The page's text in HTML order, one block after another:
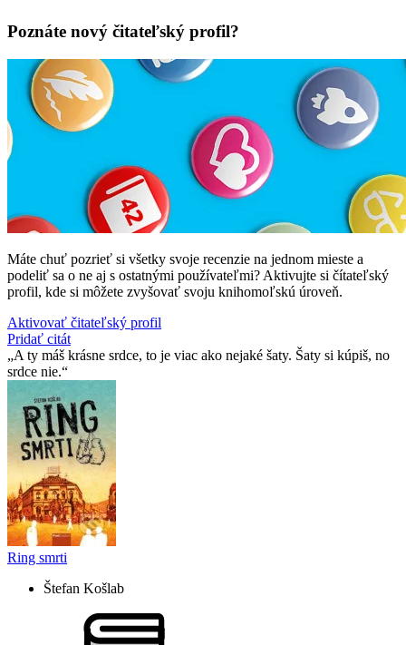
Poznáte nový čitateľský profil?
Máte chuť pozrieť si všetky svoje recenzie na jednom mieste a
podeliť sa o ne aj s ostatnými používateľmi? Aktivujte si čítateľský
profil, kde si môžete zvyšovať svoju knihomoľskú úroveň.
Aktivovať čitateľský profil
Pridať citát
A ty máš krásne srdce, to je viac ako nejaké šaty. Šaty si kúpiš, no
srdce nie.
Ring smrti
Štefan Košlab